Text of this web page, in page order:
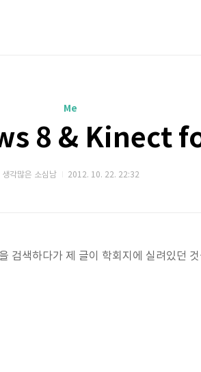
Me
8 & Kinect
생각많은 소심남 2012. 10. 22. 22:32
검색하다가 제 글이 학회지에 실려있던